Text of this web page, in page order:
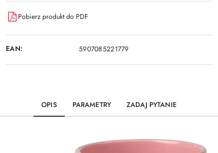
Pobierz produkt do PDF
EAN: 5907085221779
OPIS PARAMETRY ZADAJ PYTANIE